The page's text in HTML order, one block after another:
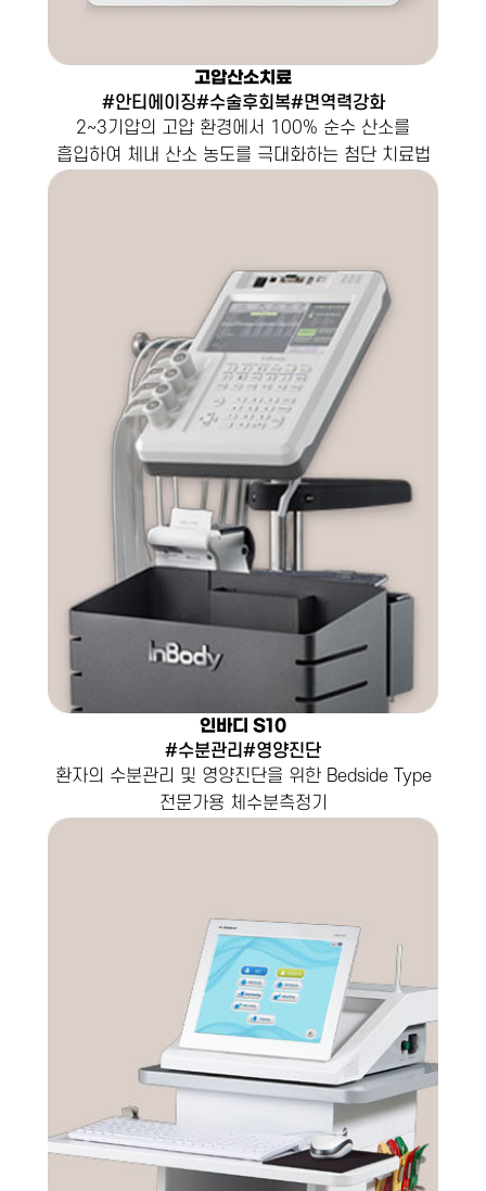
고압산소치료
#안티에이징#수술후회복#면역력강화
2~3기압의 고압 환경에서 100% 순수 산소를
흡입하여 체내 산소 농도를 극대화하는 첨단 치료법
인바디 S10
#수분관리#영양진단
환자의 수분관리 및 영양진단을 위한 Bedside Type
전문가용 체수분측정기